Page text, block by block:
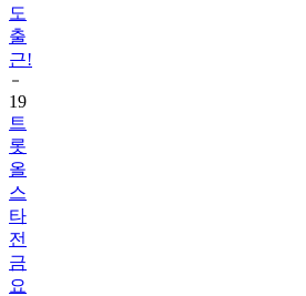
도
출
근!
19
트
롯
올
스
타
전
금
요